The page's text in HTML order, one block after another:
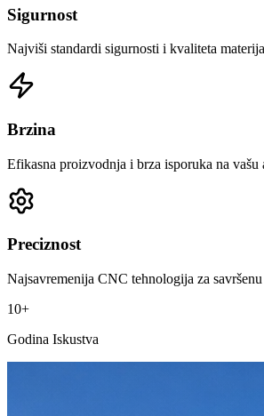
Sigurnost
Najviši standardi sigurnosti i kvaliteta
Brzina
Efikasna proizvodnja i brza isporuka na vašu
Preciznost
Najsavremenija CNC tehnologija za
10+
Godina Iskustva